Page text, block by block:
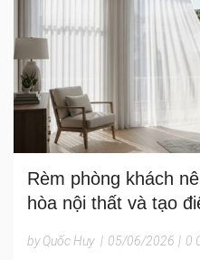
Rèm phòng khách
hòa nội thất và tạo
by Quốc Huy | 05/06/2026 | 0